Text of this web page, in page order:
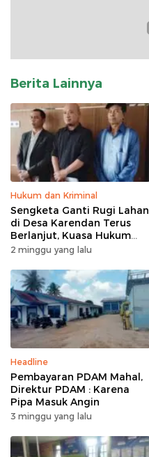
Berita Lainnya
Hukum dan Kriminal
Sengketa Ganti Rugi Lahan
di Desa Karendan Terus
Berlanjut, Kuasa Hukum
Ajukan Kasasi
2 minggu yang lalu
Headline
Pembayaran PDAM Mahal,
Direktur PDAM : Karena
Pipa Masuk Angin
3 minggu yang lalu